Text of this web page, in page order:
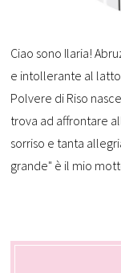
Ciao sono Ilaria!
e intollerante al
Polvere di Riso
trova ad affrontare
sorriso e tanta
grande" è il mio